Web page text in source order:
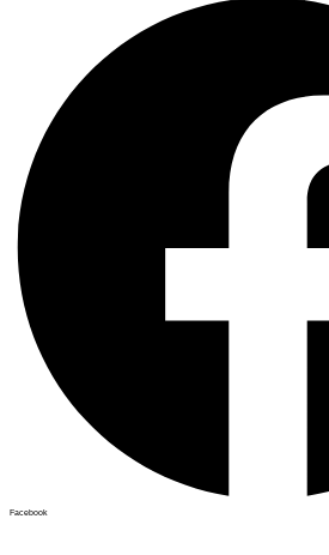
Facebook